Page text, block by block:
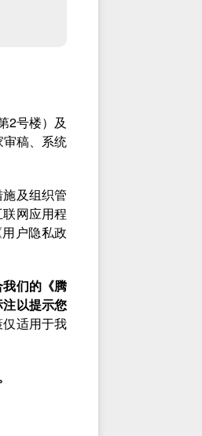
2号楼）及
审稿、系统
及组织管
网应用程
户隐私政
们的《腾
以提示您
适用于我